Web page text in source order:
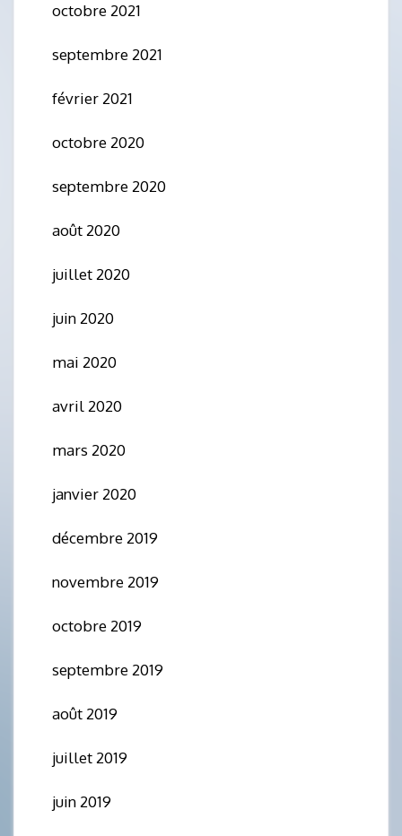
octobre 2021
septembre 2021
février 2021
octobre 2020
septembre 2020
août 2020
juillet 2020
juin 2020
mai 2020
avril 2020
mars 2020
janvier 2020
décembre 2019
novembre 2019
octobre 2019
septembre 2019
août 2019
juillet 2019
juin 2019